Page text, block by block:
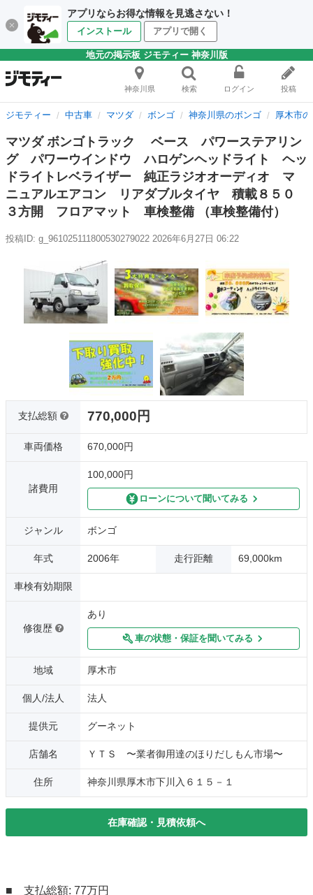
アプリならお得な情報を見逃さない！
インストール アプリで開く
地元の掲示板 ジモティー 神奈川版
神奈川県 検索 ログイン 投稿
ジモティー 中古車 マツダ ボンゴ 神奈川県のボンゴ 厚木市
マツダ ボンゴトラック ベース パワーステアリン
グ パワーウインドウ ハロゲンヘッドライト ヘッ
ドライトレベライザー 純正ラジオオーディオ マ
ニュアルエアコン リアダブルタイヤ 積載８５０
３方開 フロアマット 車検整備 （車検整備付）
投稿ID: g_961025111800530279022 2026年6月27日 06:22
支払総額 770,000円
車両価格 670,000円
諸費用
100,000円
ローンについて聞いてみる
ジャンル ボンゴ
年式 2006年 走行距離 69,000km
車検有効期限
修復歴
あり
車の状態・保証を聞いてみる
地域 厚木市
個人/法人 法人
提供元 グーネット
店舗名 ＹＴＳ 〜業者御用達のほりだしもん市場〜
住所 神奈川県厚木市下川入６１５－１
在庫確認・見積依頼へ
■ 支払総額: 77万円